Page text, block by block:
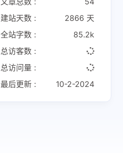
建站天数 :
2866 天
全站字数 :
85.2k
总访客数 :
总访问量 :
最后更新 :
10-2-2024